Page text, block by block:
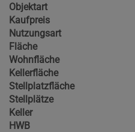
Objektart
Kaufpreis
Nutzungsart
Fläche
Wohnfläche
Kellerfläche
Stellplatzfläche
Stellplätze
Keller
HWB